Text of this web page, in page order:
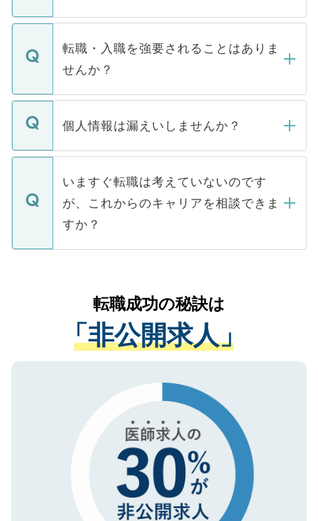
ます。通常、5営業日以内にはご連絡をせて
いただきますので、しばらくお待ちくださ
い。
マイナビDOCTORで取り扱っている求人の
うち約3割は、Webサイトからご覧いただ
けない「非公開求人」です。非公開求人は
下記の理由によって、一般には公開してい
ません。
■応募殺到を避けるため 人気のある医療機
関を公にしてしまうと、応募が殺到する場
に、医療機関が求める条件に合った人材の
みを人材紹介会社に依頼するケースが増え
ています。
転職・入職を強要されることはありま
せんか？
転職・入職を強要することは一切ありませ
ん。また、仮に応募先から内定をいただい
定を承諾する必要はありません。内定先へ
の辞退の連絡はキャリアパートナーが行い
ますので、ご安心ください。
個人情報は漏えいしませんか？
個人情報が漏えいすることはありませんの
で、ご安心ください。当サイトからの登録
などで収集したご登録者様の個人情報は、
ご本人のキャリアアップおよび転職活動の
支援を目的に使用いたします。お預かりし
ているすべての個人データはご本人の許可
は、個人情報の取り扱いについての厳密な
管理基準を満たした事業者のみに付与され
る、プライバシーマークを取得済みです。
ご登録いただいた個人情報は、SSL（デー
で、機密保持に関してもご安心ください。
いますぐ転職は考えていないのです
が、これからのキャリアを相談できま
すか？
かがいして、現在の医療機関の状況や紹介
経験をまじえながら、適切なアドバイスを
させていただきます。すぐにご転職をされ
ない方には、長期的なサポートが可能です
ので、まずはご登録ください。
転職成功の秘訣は
「非公開求人」